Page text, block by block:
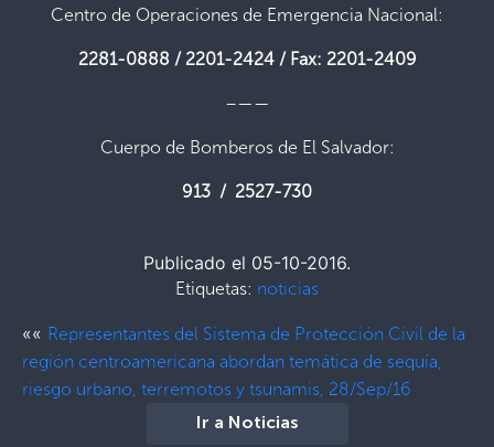
Centro de Operaciones de Emergencia Nacional:
2281-0888 / 2201-2424 / Fax: 2201-2409
–——
Cuerpo de Bomberos de El Salvador:
913 / 2527-730
Publicado el 05-10-2016.
Etiquetas: noticias
«« Representantes del Sistema de Protección Civil de la
región centroamericana abordan temática de sequía,
riesgo urbano, terremotos y tsunamis, 28/Sep/16
Ir a Noticias